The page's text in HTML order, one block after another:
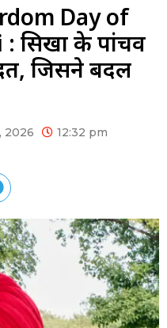
Day of
सिखों के पांचवें
जिसने बदल
2026 12:32 pm